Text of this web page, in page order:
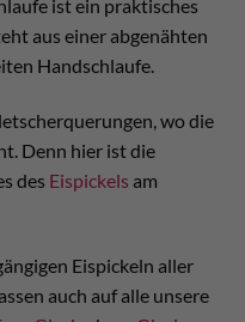
ist ein praktisches
aus einer abgenähten
Handschlaufe.
wo die
Denn hier ist die
des Eispickels am
Eispickeln aller
auch auf alle unsere